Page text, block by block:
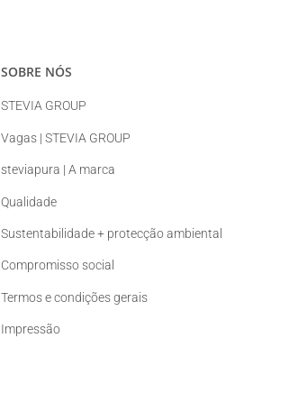
SOBRE NÓS
STEVIA GROUP
Vagas | STEVIA GROUP
steviapura | A marca
Qualidade
Sustentabilidade + protecção ambiental
Compromisso social
Termos e condições gerais
Impressão